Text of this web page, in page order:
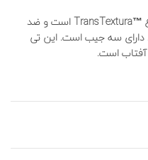
™TransTextura
است و ضد
سه جیب است. این تی
آفتاب است.